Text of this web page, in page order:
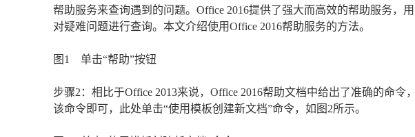
帮助服务来查询遇到的问题。Office 2016提供了强大而高效的帮助服务，
对疑难问题进行查询。本文介绍使用Office 2016帮助服务的方法。
图1 单击“帮助”按钮
步骤2：相比于Office 2013来说，Office 2016帮助文档中给出了准确的命
该命令即可，此处单击“使用模板创建新文档”命令，如图2所示。